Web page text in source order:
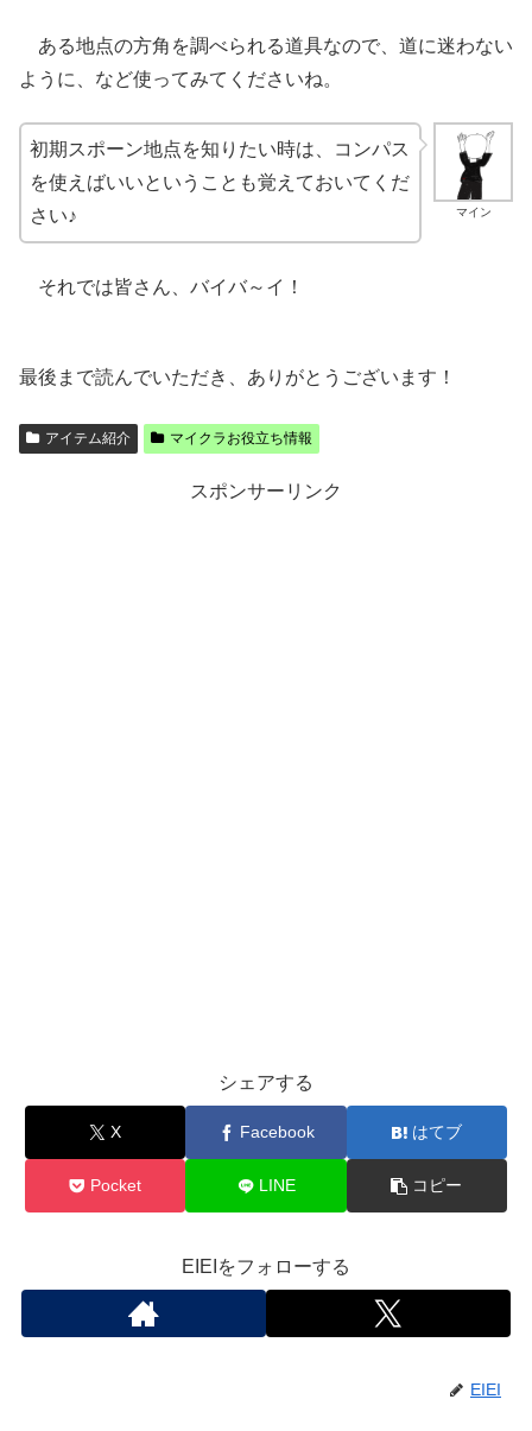
ある地点の方角を調べられる道具なので、道に迷わない
ように、など使ってみてくださいね。
マイン
初期スポーン地点を知りたい時は、コンパス
を使えばいいということも覚えておいてくだ
さい♪
それでは皆さん、バイバ～イ！
最後まで読んでいただき、ありがとうございます！
アイテム紹介 マイクラお役立ち情報
スポンサーリンク
シェアする
X Facebook はてブ
Pocket LINE コピー
EIEIをフォローする
EIEI